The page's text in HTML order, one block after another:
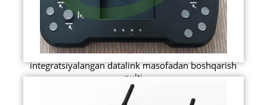
integratsiyalangan datalink masofadan boshqarish
pulti